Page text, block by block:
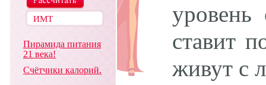
Пирамида питания
21 века!
Счётчики калорий.
ставит
живут с